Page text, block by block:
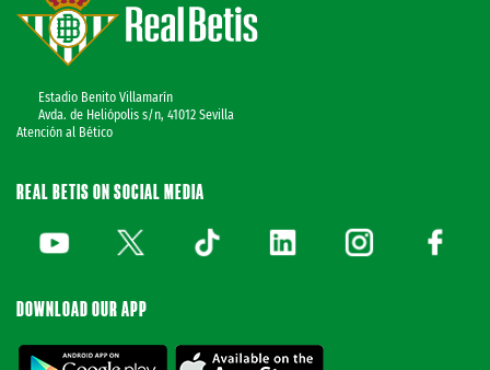
Estadio Benito Villamarín
Avda. de Heliópolis s/n, 41012 Sevilla
Atención al Bético
REAL BETIS ON SOCIAL MEDIA
DOWNLOAD OUR APP